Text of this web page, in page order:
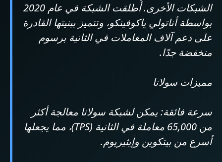
الشبكات الأخرى. أُطلقت الشبكة في عام 2020
بواسطة أناتولي ياكوفينكو، وتتميز ببنيتها القادرة
على دعم آلاف المعاملات في الثانية برسوم
منخفضة جدًا.
مميزات سولانا
سرعة فائقة: يمكن لشبكة سولانا معالجة أكثر
من 65,000 معاملة في الثانية (TPS)، مما يجعلها
أسرع من بيتكوين وإيثيريوم.